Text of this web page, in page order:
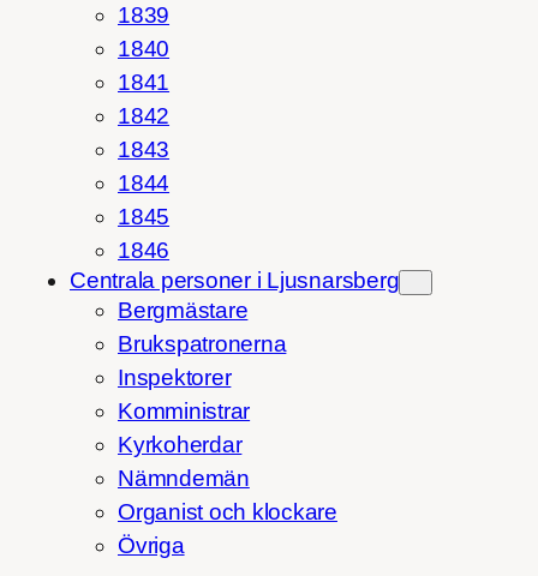
1839
1840
1841
1842
1843
1844
1845
1846
Centrala personer i Ljusnarsberg
Bergmästare
Brukspatronerna
Inspektorer
Komministrar
Kyrkoherdar
Nämndemän
Organist och klockare
Övriga